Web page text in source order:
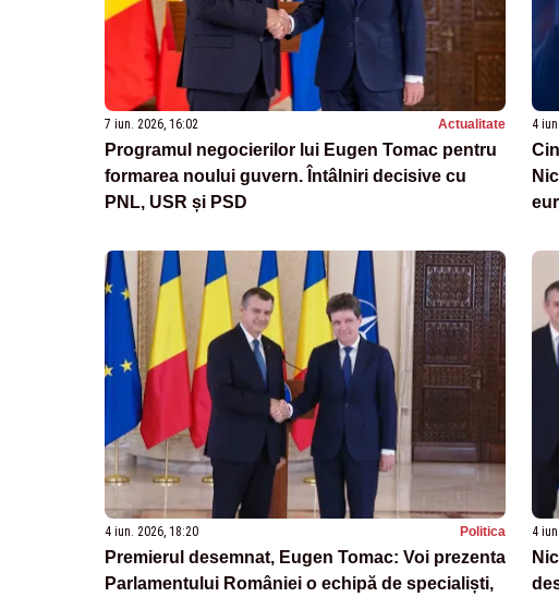
7 iun. 2026, 16:02 Actualitate
Programul negocierilor lui Eugen Tomac pentru
formarea noului guvern. Întâlniri decisive cu
PNL, USR și PSD
4
4 iun. 2026, 18:20 Politica
Premierul desemnat, Eugen Tomac: Voi prezenta
Parlamentului României o echipă de specialiști,
4